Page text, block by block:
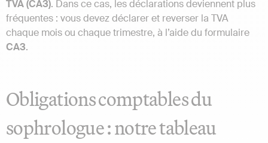
TVA (CA3). Dans ce cas, les déclarations deviennent plus
fréquentes : vous devez déclarer et reverser la TVA
chaque mois ou chaque trimestre, à l’aide du formulaire
CA3.
Obligations comptables du
sophrologue : notre tableau